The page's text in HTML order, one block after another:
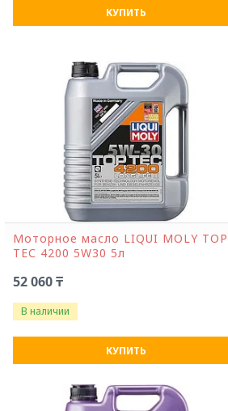
КУПИТЬ
Моторное масло LIQUI MOLY ТОР
ТЕС 4200 5W30 5л
52 060 ₸
В наличии
КУПИТЬ